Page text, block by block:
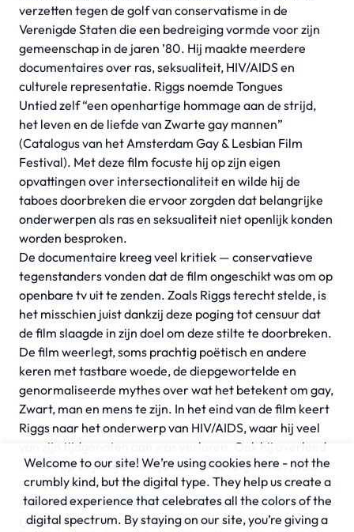
verzetten tegen de golf van conservatisme in de
Verenigde Staten die een bedreiging vormde voor zijn
gemeenschap in de jaren ’80. Hij maakte meerdere
documentaires over ras, seksualiteit, HIV/AIDS en
culturele representatie. Riggs noemde Tongues
Untied zelf “een openhartige hommage aan de strijd,
het leven en de liefde van Zwarte gay mannen”
(Catalogus van het Amsterdam Gay & Lesbian Film
Festival). Met deze film focuste hij op zijn eigen
opvattingen over intersectionaliteit en wilde hij de
taboes doorbreken die ervoor zorgden dat belangrijke
onderwerpen als ras en seksualiteit niet openlijk konden
worden besproken.
De documentaire kreeg veel kritiek — conservatieve
tegenstanders vonden dat de film ongeschikt was om op
openbare tv uit te zenden. Zoals Riggs terecht stelde, is
het misschien juist dankzij deze poging tot censuur dat
de film slaagde in zijn doel om deze stilte te doorbreken.
De film weerlegt, soms prachtig poëtisch en andere
keren met tastbare woede, de diepgewortelde en
genormaliseerde mythes over wat het betekent om gay,
Zwart, man en mens te zijn. In het eind van de film keert
Riggs naar het onderwerp van HIV/AIDS, waar hij veel
van zijn tijdgenoten aan was verloren. Ook hij overleed
in 1994 op 37 jarige leeftijd aan de gevolgen van AIDS.
Rosa Oomen, QFFU
Deze film is onderdeel van het retrospectief: ‘Going
Underground – An Introduction to New Queer Cinema’.
Welcome to our site! We’re using cookies here - not the
crumbly kind, but the digital type. They help us create a
tailored experience that celebrates all the colors of the
digital spectrum. By staying on our site, you’re giving a